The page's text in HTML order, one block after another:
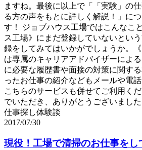
ますね。最後に以上で「「実験」の
る方の声をもとに詳しく解説！」に
す！ ジョブハウス工場ではこんな
ス工場》にまだ登録していないとい
録をしてみてはいかがでしょうか。
は専属のキャリアアドバイザーによ
に必要な履歴書や面接の対策に関す
ったお仕事の紹介などもメールや電
こちらのサービスも併せてご利用く
でいただき、ありがとうございました
仕事探し体験談
2017/07/30
現役！工場で清掃のお仕事をし